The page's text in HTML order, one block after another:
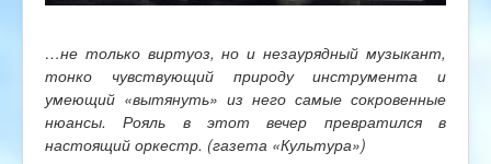
…не только виртуоз, но и незаурядный музыкант,
тонко чувствующий природу инструмента и
умеющий «вытянуть» из него самые сокровенные
нюансы. Рояль в этот вечер превратился в
настоящий оркестр. (газета «Культура»)